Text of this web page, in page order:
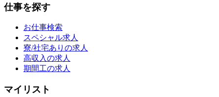
仕事を探す
お仕事検索
スペシャル求人
寮/社宅ありの求人
高収入の求人
期間工の求人
マイリスト